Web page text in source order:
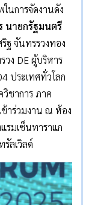
นการจัดงานดัง
นายกรัฐมนตรี
ฐ จันทรรวงทอง
วง DE ผู้บริหาร
ประเทศทั่วโลก
ชาการ ภาค
ข้าร่วมงาน ณ ห้อง
รมเซ็นทาราแก
ลเวิลด์